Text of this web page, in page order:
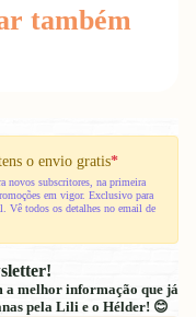
também
o envio gratis*
novos subscritores, na primeira
em vigor. Exclusivo para
Vê todos os detalhes no email de
a melhor informação que já
pela Lili e o Hélder! 😊